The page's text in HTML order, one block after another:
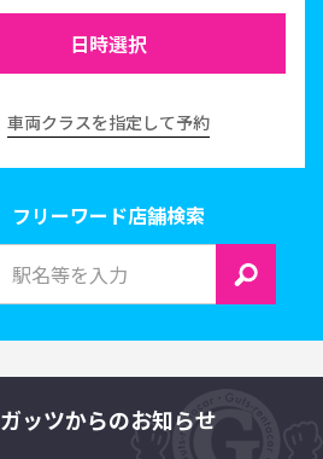
日時選択
車両クラスを指定して予約
フリーワード店舗検索
ガッツからのお知らせ